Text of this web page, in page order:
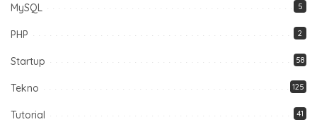
MySQL 5
PHP 2
Startup 58
Tekno 125
Tutorial 41